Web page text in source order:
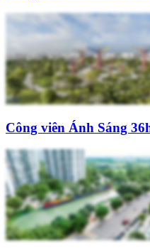
Công viên Ánh Sáng